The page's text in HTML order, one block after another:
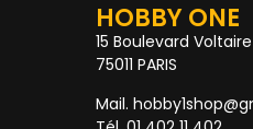
HOBBY ONE
15 Boulevard Voltaire
75011 PARIS
Mail.